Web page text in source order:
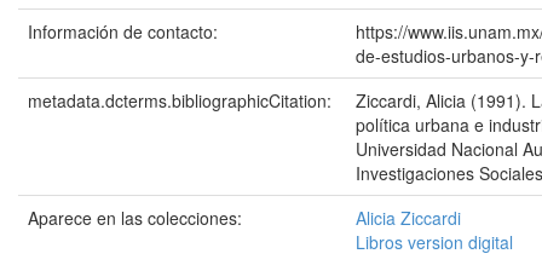
Información de contacto:
https://
de-estudios-urbanos-y-
metadata.dcterms.bibliographicCitation:
Ziccardi, Alicia (1991).
política urbana e
Universidad Nacional
Investigaciones
Aparece en las colecciones:
Alicia Ziccardi
Libros version digital